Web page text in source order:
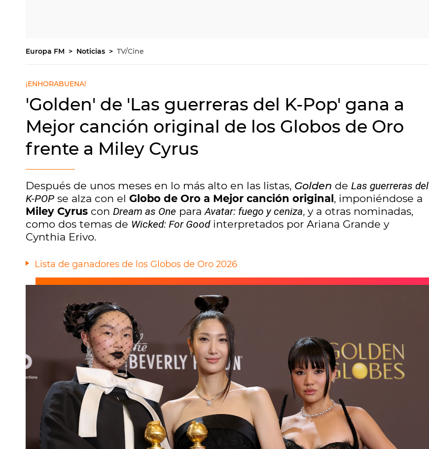
Europa FM Noticias TV/Cine
¡ENHORABUENA!
'Golden' de 'Las guerreras del K-Pop' gana a
Mejor canción original de los Globos de Oro
frente a Miley Cyrus
Después de unos meses en lo más alto en las listas, Golden de Las guerreras del
K-POP se alza con el Globo de Oro a Mejor canción original, imponiéndose a
Miley Cyrus con Dream as One paraAvatar: fuego y ceniza, y a otras nominadas,
como dos temas de Wicked: For Goodinterpretados por Ariana Grande y
Cynthia Erivo.
Lista de ganadores de los Globos de Oro 2026